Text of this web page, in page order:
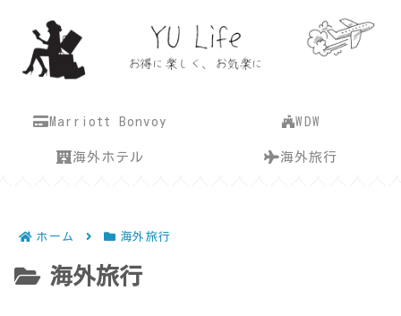
Marriott Bonvoy WDW
海外ホテル 海外旅行
ホーム 海外旅行
海外旅行